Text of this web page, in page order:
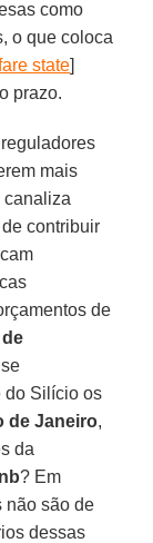
como
o que coloca
state]
prazo.
mais
canaliza
contribuir
de
do Silício os
de Janeiro,
da
? Em
não são de
dessas